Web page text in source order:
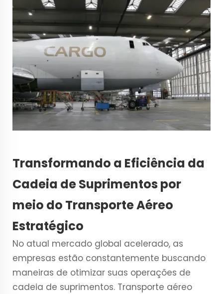
Transformando a Eficiência da
Cadeia de Suprimentos por
meio do Transporte Aéreo
Estratégico
No atual mercado global acelerado, as
empresas estão constantemente buscando
maneiras de otimizar suas operações de
cadeia de suprimentos. Transporte aéreo